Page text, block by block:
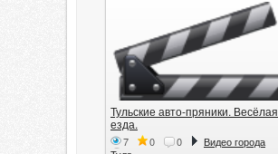
Тульские авто-пряники. Весёлая
езда.
7 0 0
Видео города